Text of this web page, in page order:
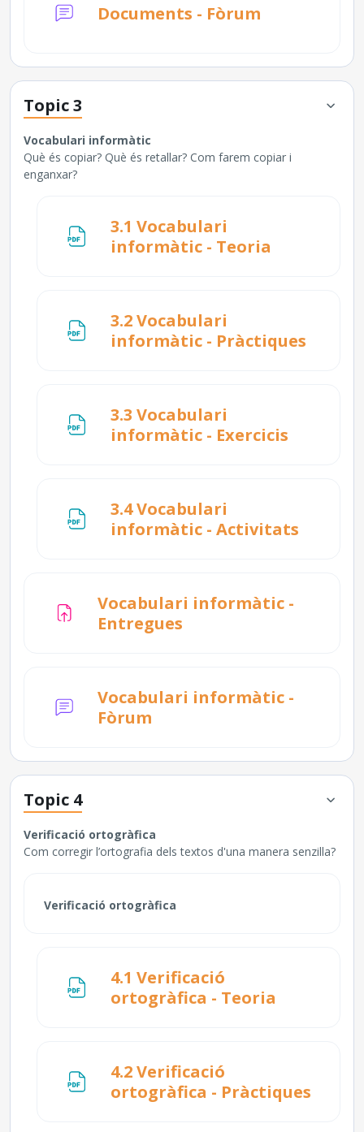
Documents - Fòrum
Topic 3
Vocabulari informàtic
Què és copiar? Què és retallar? Com farem copiar i
enganxar?
3.1 Vocabulari
informàtic - Teoria
3.2 Vocabulari
informàtic - Pràctiques
3.3 Vocabulari
informàtic - Exercicis
3.4 Vocabulari
informàtic - Activitats
Vocabulari informàtic -
Entregues
Vocabulari informàtic -
Fòrum
Topic 4
Verificació ortogràfica
Com corregir l’ortografia dels textos d'una manera senzilla?
Verificació ortogràfica
4.1 Verificació
ortogràfica - Teoria
4.2 Verificació
ortogràfica - Pràctiques